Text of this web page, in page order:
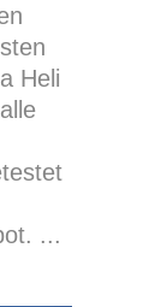
Heli